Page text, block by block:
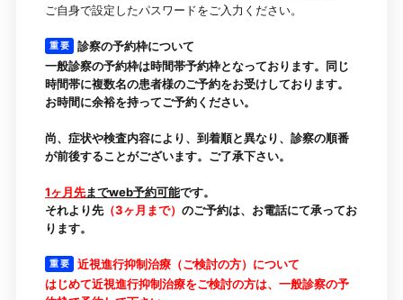
ご自身で設定したパスワードをご入力ください。
重 要
診察の予約枠について
一般診察の予約枠は時間帯予約枠となっております。同じ
時間帯に複数名の患者様のご予約をお受けしております。
お時間に余裕を持ってご予約ください。
尚、症状や検査内容により、到着順と異なり、診察の順番
が前後することがございます。ご了承下さい。
1ヶ月先までweb予約可能です。
それより先 （3ヶ月まで） のご予約は、お電話にて承ってお
ります。
重 要
近視進行抑制治療（ご検討の方）について
はじめて近視進行抑制治療をご検討の方は、一般診察の予